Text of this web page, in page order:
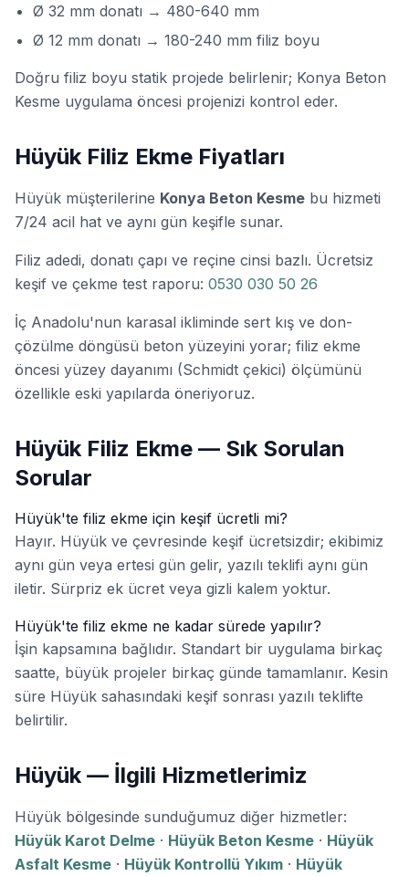
Ø 32 mm donatı → 480-640 mm
Ø 12 mm donatı → 180-240 mm filiz boyu
Doğru filiz boyu statik projede belirlenir; Konya Beton
Kesme uygulama öncesi projenizi kontrol eder.
Hüyük Filiz Ekme Fiyatları
Hüyük müşterilerine Konya Beton Kesme bu hizmeti
7/24 acil hat ve aynı gün keşifle sunar.
Filiz adedi, donatı çapı ve reçine cinsi bazlı. Ücretsiz
keşif ve çekme test raporu: 0530 030 50 26
İç Anadolu'nun karasal ikliminde sert kış ve don-
çözülme döngüsü beton yüzeyini yorar; filiz ekme
öncesi yüzey dayanımı (Schmidt çekici) ölçümünü
özellikle eski yapılarda öneriyoruz.
Hüyük Filiz Ekme — Sık Sorulan
Sorular
Hüyük'te filiz ekme için keşif ücretli mi?
Hayır. Hüyük ve çevresinde keşif ücretsizdir; ekibimiz
aynı gün veya ertesi gün gelir, yazılı teklifi aynı gün
iletir. Sürpriz ek ücret veya gizli kalem yoktur.
Hüyük'te filiz ekme ne kadar sürede yapılır?
İşin kapsamına bağlıdır. Standart bir uygulama birkaç
saatte, büyük projeler birkaç günde tamamlanır. Kesin
süre Hüyük sahasındaki keşif sonrası yazılı teklifte
belirtilir.
Hüyük — İlgili Hizmetlerimiz
Hüyük bölgesinde sunduğumuz diğer hizmetler:
Hüyük Karot Delme · Hüyük Beton Kesme · Hüyük
Asfalt Kesme · Hüyük Kontrollü Yıkım · Hüyük